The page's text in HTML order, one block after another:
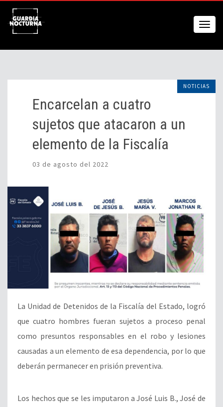
NOTICIAS
Encarcelan a cuatro
sujetos que atacaron a un
elemento de la Fiscalía
03 de agosto del 2022
La Unidad de Detenidos de la Fiscalía del Estado, logró
que cuatro hombres fueran sujetos a proceso penal
como presuntos responsables en el robo y lesiones
causadas a un elemento de esa dependencia, por lo que
deberán permanecer en prisión preventiva.
Los hechos que se les imputaron a José Luis B., José de